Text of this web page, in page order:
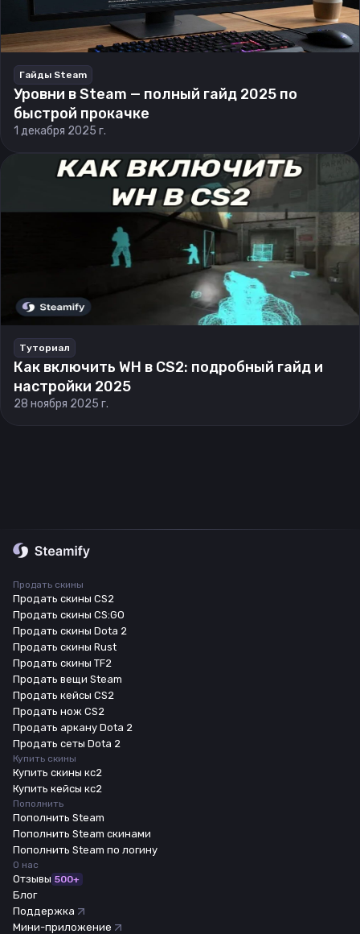
Гайды Steam
Уровни в Steam — полный гайд 2025 по
быстрой прокачке
1 декабря 2025 г.
Туториал
Как включить WH в CS2: подробный гайд и
настройки 2025
28 ноября 2025 г.
Продать скины
Продать скины CS2
Продать скины CS:GO
Продать скины Dota 2
Продать скины Rust
Продать скины TF2
Продать вещи Steam
Продать кейсы CS2
Продать нож CS2
Продать аркану Dota 2
Продать сеты Dota 2
Купить скины
Купить скины кс2
Купить кейсы кс2
Пополнить
Пополнить Steam
Пополнить Steam скинами
Пополнить Steam по логину
О нас
Отзывы 500+
Блог
Поддержка
Мини-приложение